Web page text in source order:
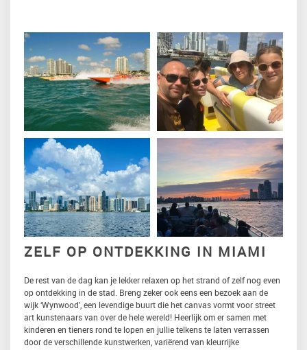
ZELF OP ONTDEKKING IN MIAMI
De rest van de dag kan je lekker relaxen op het strand of zelf nog even
op ontdekking in de stad. Breng zeker ook eens een bezoek aan de
wijk ‘Wynwood’, een levendige buurt die het canvas vormt voor street
art kunstenaars van over de hele wereld! Heerlijk om er samen met
kinderen en tieners rond te lopen en jullie telkens te laten verrassen
door de verschillende kunstwerken, variërend van kleurrijke